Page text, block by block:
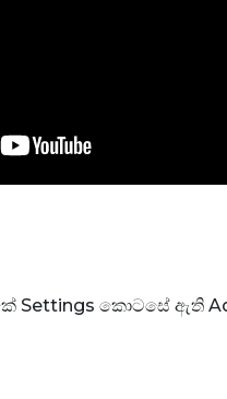
Settings කොටසේ ඇති